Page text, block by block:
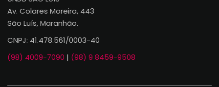
Av. Colares Moreira, 443
São Luís, Maranhão.
CNPJ: 41.478.561/0003-40
(98) 4009-7090 | (98) 9 8459-9508